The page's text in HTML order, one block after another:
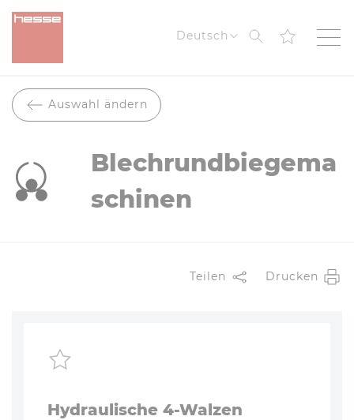
Deutsch Suche
Auswahl ändern
Blechrundbiegema
schinen
Teilen Drucken
Hydraulische 4-Walzen